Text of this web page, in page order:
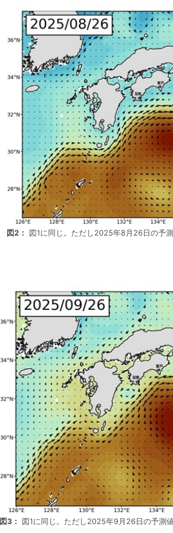
図2： 図1に同じ。ただし2025年8月26日の予
図3： 図1に同じ。ただし2025年9月26日の予測